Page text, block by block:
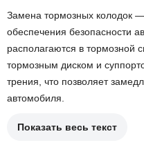
Замена тормозных колодок
обеспечения безопасности
располагаются в тормозной
тормозным диском и
трения, что позволяет
автомобиля.
Причины необходимости
Показать весь текст